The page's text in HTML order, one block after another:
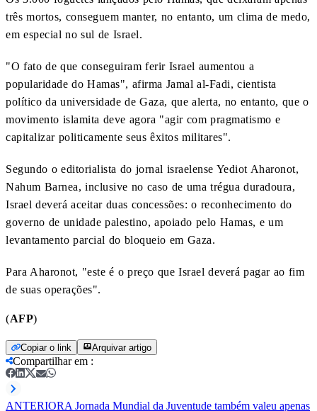
três mortos, conseguem manter, no entanto, um clima de medo,
em especial no sul de Israel.
"O fato de que conseguiram ferir Israel aumentou a
popularidade do Hamas", afirma Jamal al-Fadi, cientista
político da universidade de Gaza, que alerta, no entanto, que o
movimento islamita deve agora "agir com pragmatismo e
capitalizar politicamente seus êxitos militares".
Segundo o editorialista do jornal israelense Yediot Aharonot,
Nahum Barnea, inclusive no caso de uma trégua duradoura,
Israel deverá aceitar duas concessões: o reconhecimento do
governo de unidade palestino, apoiado pelo Hamas, e um
levantamento parcial do bloqueio em Gaza.
Para Aharonot, "este é o preço que Israel deverá pagar ao fim
de suas operações".
(AFP)
Copiar o link Arquivar artigo
Compartilhar em :
ANTERIORA Jornada Mundial da Juventude também valeu apenas